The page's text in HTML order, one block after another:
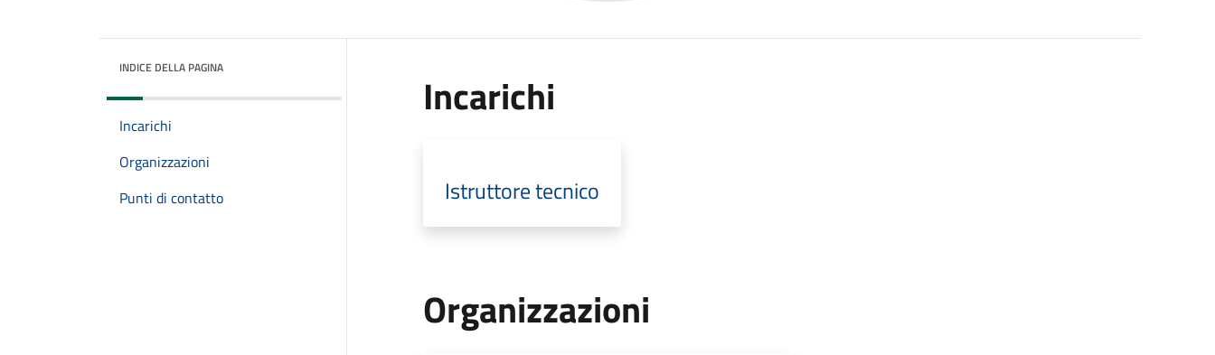
INDICE DELLA PAGINA
Incarichi
Organizzazioni
Punti di contatto
Incarichi
Istruttore tecnico
Organizzazioni